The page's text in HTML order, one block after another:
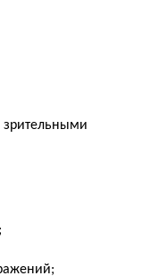
зрительными